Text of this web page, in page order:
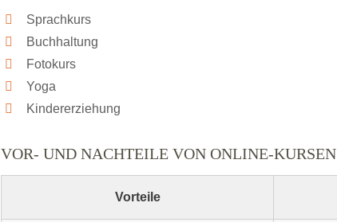
Sprachkurs
Buchhaltung
Fotokurs
Yoga
Kindererziehung
VOR- UND NACHTEILE VON ONLINE-KURSEN
Vorteile